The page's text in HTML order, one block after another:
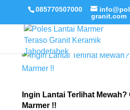
085770507000
granit.com
Ingin Lantai Terlihat
Marmer !!